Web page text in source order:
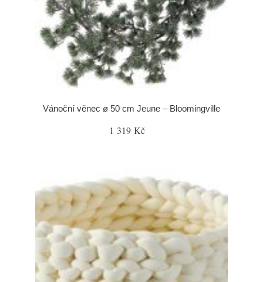
Vánoční věnec ø 50 cm Jeune – Bloomingville
1 319 Kč